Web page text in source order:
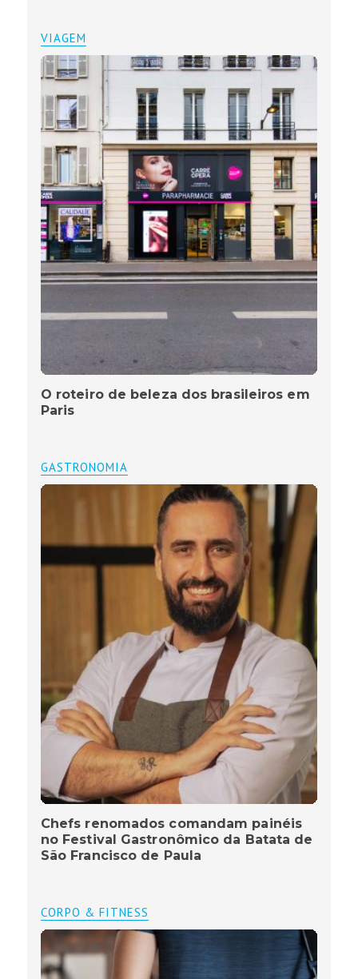
VIAGEM
O roteiro de beleza dos brasileiros em
Paris
GASTRONOMIA
Chefs renomados comandam painéis
no Festival Gastronômico da Batata de
São Francisco de Paula
CORPO & FITNESS